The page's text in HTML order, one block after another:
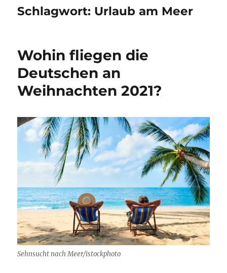
Schlagwort: Urlaub am Meer
Wohin fliegen die
Deutschen an
Weihnachten 2021?
Sehnsucht nach Meer/istockphoto